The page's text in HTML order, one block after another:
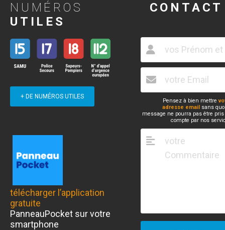
NUMÉROS
UTILES
+ DE NUMÉROS UTILES
télécharger l’application
gratuite
PanneauPocket sur votre
smartphone
CONTACT
Pensez à bien mettre
adresse email sans
message ne pourra pas être
compte par nos